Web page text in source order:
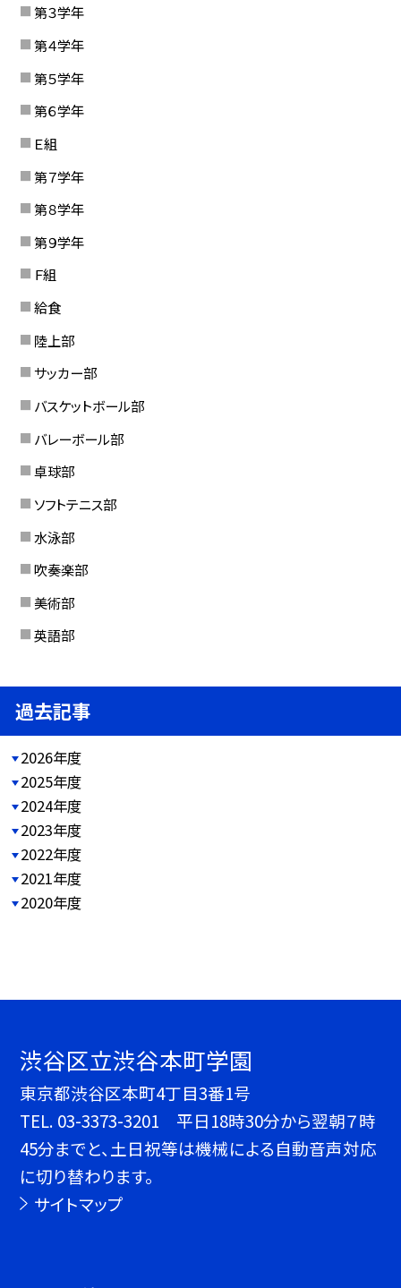
第３学年
第４学年
第５学年
第６学年
Ｅ組
第７学年
第８学年
第９学年
Ｆ組
給食
陸上部
サッカー部
バスケットボール部
バレーボール部
卓球部
ソフトテニス部
水泳部
吹奏楽部
美術部
英語部
過去記事
2026年度
2025年度
2024年度
2023年度
2022年度
2021年度
2020年度
渋谷区立渋谷本町学園
東京都渋谷区本町4丁目3番1号
TEL. 03-3373-3201 平日18時30分から翌朝７時
45分までと、土日祝等は機械による自動音声対応
に切り替わります。
サイトマップ